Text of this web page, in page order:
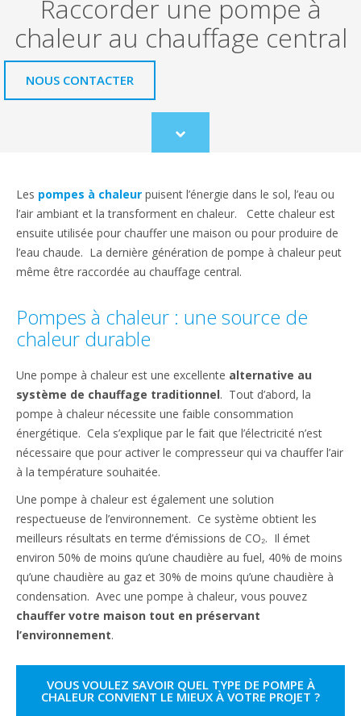
Raccorder une pompe à
chaleur au chauffage central
NOUS CONTACTER
Scroll
to
Les pompes à chaleur puisent l’énergie dans le sol, l’eau ou
l’air ambiant et la transforment en chaleur. Cette chaleur est
ensuite utilisée pour chauffer une maison ou pour produire de
l’eau chaude. La dernière génération de pompe à chaleur peut
même être raccordée au chauffage central.
Pompes à chaleur : une source de
chaleur durable
Une pompe à chaleur est une excellente alternative au
système de chauffage traditionnel. Tout d’abord, la
pompe à chaleur nécessite une faible consommation
énergétique. Cela s’explique par le fait que l’électricité n’est
nécessaire que pour activer le compresseur qui va chauffer l’air
à la température souhaitée.
Une pompe à chaleur est également une solution
respectueuse de l’environnement. Ce système obtient les
meilleurs résultats en terme d’émissions de CO₂. Il émet
environ 50% de moins qu’une chaudière au fuel, 40% de moins
qu’une chaudière au gaz et 30% de moins qu’une chaudière à
condensation. Avec une pompe à chaleur, vous pouvez
chauffer votre maison tout en préservant
l’environnement.
VOUS VOULEZ SAVOIR QUEL TYPE DE POMPE À
CHALEUR CONVIENT LE MIEUX À VOTRE PROJET ?